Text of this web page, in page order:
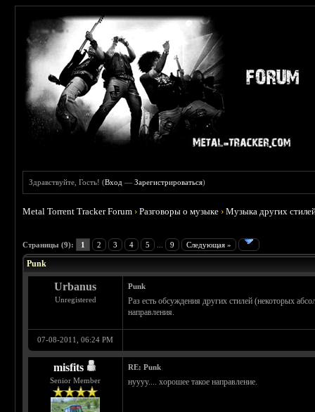
Здравствуйте, Гость! (Вход —Зарегистрироваться)
Metal Torrent Tracker Forum ›Разговоры о музыке ›Музыка других
Страницы (9): 1 2 3 4 5 9 Следующая »
Punk
Urbanus
Unregistered
Punk
Раз есть обсуждения других стилей (некоторых
направления.
07-08-2011, 06:24 PM
misfits
Senior Member
RE: Punk
нуууу.... хорошее такое направление.